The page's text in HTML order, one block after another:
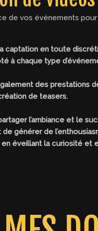
de vos événements
captation en toute
à chaque type
des prestations
de teasers.
l’ambiance et le
générer de
éveillant la curiosité et